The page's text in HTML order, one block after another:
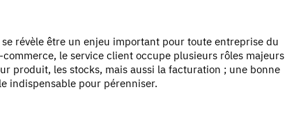
révèle être un enjeu important pour toute entreprise du
le service client occupe plusieurs rôles majeurs
produit, les stocks, mais aussi la facturation ; une bonne
indispensable pour pérenniser.